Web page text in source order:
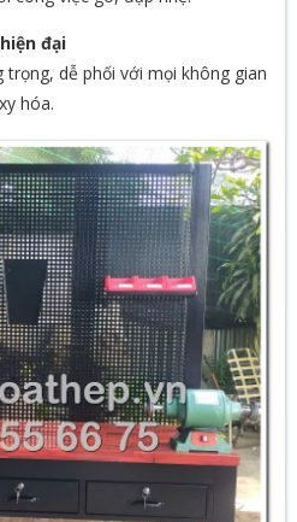
đại
dễ phối với mọi không gian
hóa.